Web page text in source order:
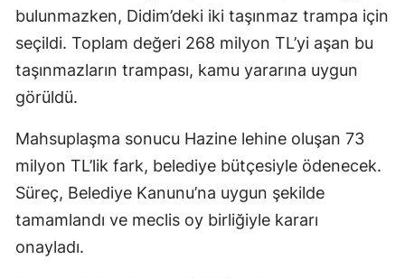
bulunmazken, Didim’deki iki taşınmaz trampa için
seçildi. Toplam değeri 268 milyon TL’yi aşan bu
taşınmazların trampası, kamu yararına uygun
görüldü.
Mahsuplaşma sonucu Hazine lehine oluşan 73
milyon TL’lik fark, belediye bütçesiyle ödenecek.
Süreç, Belediye Kanunu’na uygun şekilde
tamamlandı ve meclis oy birliğiyle kararı
onayladı.